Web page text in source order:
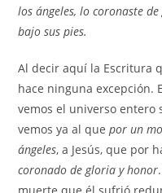
los ángeles, lo coronaste
bajo sus pies.
Al decir aquí la Escritura
hace ninguna excepción.
vemos el universo
vemos ya al quepor un
ángeles, a Jesús, que por
coronado de gloria y honor